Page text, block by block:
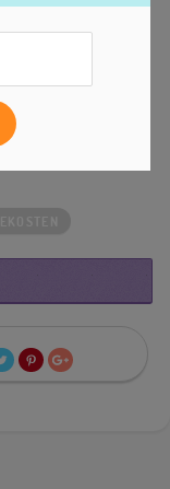
relevant.
handelt, kan
met de laagste